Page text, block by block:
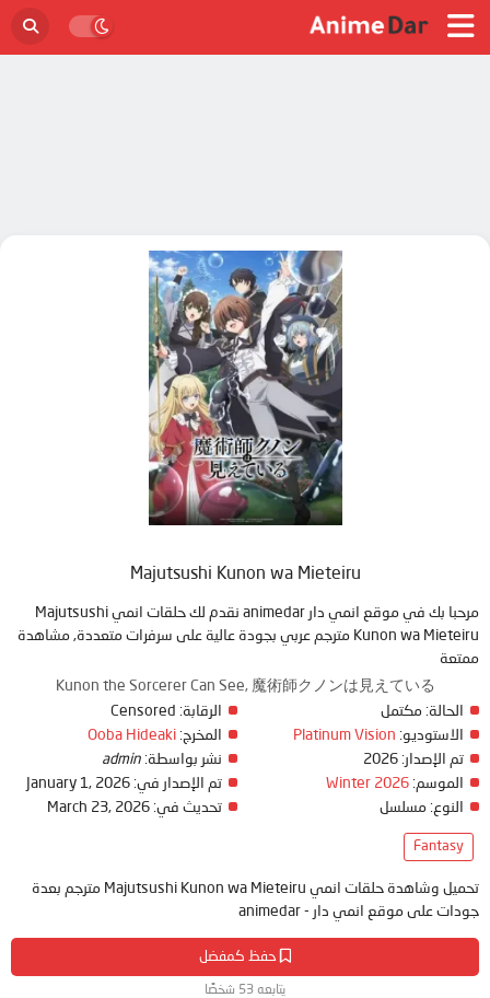
حفظ كمفضل
يتابعه 53 شخصًا
Majutsushi Kunon wa Mieteiru
مرحبا بك في موقع انمي دار animedar نقدم لك حلقات انمي Majutsushi
Kunon wa Mieteiru مترجم عربي بجودة عالية على سرفرات متعددة, مشاهدة
ممتعة
Kunon the Sorcerer Can See, 魔術師クノンは見えている
الحالة: مكتمل
الاستوديو: Platinum Vision
تم الإصدار:
الموسم: Winter 2026
النوع: مسلسل
الرقابة:
المخرج: Ooba Hideaki
نشر بواسطة: admin
تم الإصدار في: January 1, 2026
تحديث في: March 23, 2026
Fantasy
تحميل وشاهدة حلقات انمي Majutsushi Kunon wa Mieteiru مترجم بعدة
جودات على موقع انمي دار - animedar